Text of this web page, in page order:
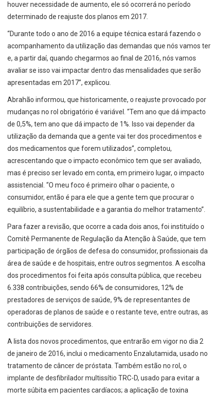
houver necessidade de aumento, ele só ocorrerá no período
determinado de reajuste dos planos em 2017.
“Durante todo o ano de 2016 a equipe técnica estará fazendo o
acompanhamento da utilização das demandas que nós vamos ter
e, a partir daí, quando chegarmos ao final de 2016, nós vamos
avaliar se isso vai impactar dentro das mensalidades que serão
apresentadas em 2017”, explicou.
Abrahão informou, que historicamente, o reajuste provocado por
mudanças no rol obrigatório é variável. “Tem ano que dá impacto
de 0,5%, tem ano que dá impacto de 1%. Isso vai depender da
utilização da demanda que a gente vai ter dos procedimentos e
dos medicamentos que forem utilizados”, completou,
acrescentando que o impacto econômico tem que ser avaliado,
mas é preciso ser levado em conta, em primeiro lugar, o impacto
assistencial. “O meu foco é primeiro olhar o paciente, o
consumidor, então é para ele que a gente tem que procurar o
equilíbrio, a sustentabilidade e a garantia do melhor tratamento”.
Para fazer a revisão, que ocorre a cada dois anos, foi instituído o
Comitê Permanente de Regulação da Atenção à Saúde, que tem
participação de órgãos de defesa do consumidor, profissionais da
área de saúde e de hospitais, entre outros segmentos. A escolha
dos procedimentos foi feita após consulta pública, que recebeu
6.338 contribuições, sendo 66% de consumidores, 12% de
prestadores de serviços de saúde, 9% de representantes de
operadoras de planos de saúde e o restante teve, entre outras, as
contribuições de servidores.
A lista dos novos procedimentos, que entrarão em vigor no dia 2
de janeiro de 2016, inclui o medicamento Enzalutamida, usado no
tratamento de câncer de próstata. Também estão no rol, o
implante de desfibrilador multissítio TRC-D, usado para evitar a
morte súbita em pacientes cardíacos; a aplicação de toxina